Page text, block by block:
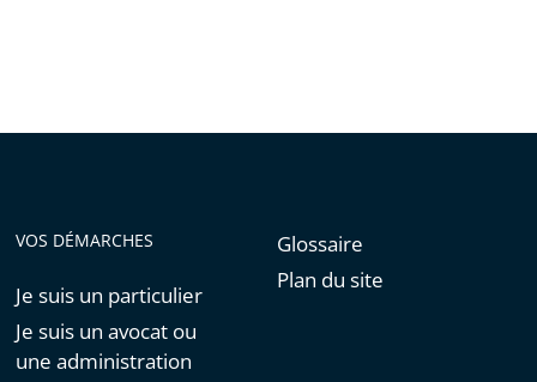
VOS DÉMARCHES
Je suis un particulier
Je suis un avocat ou
une administration
Glossaire
Plan du site